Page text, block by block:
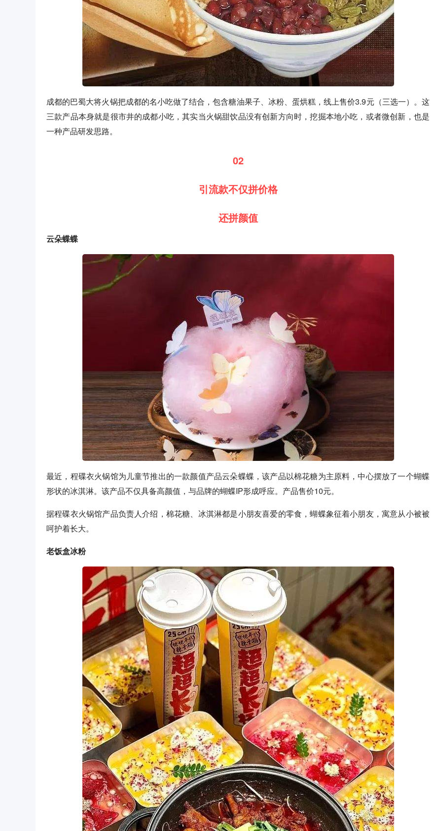
成都的巴蜀大将火锅把成都的名小吃做了结合，包含糖油果子、冰粉、蛋烘糕，线上售价3.9元（三选一）。这
三款产品本身就是很市井的成都小吃，其实当火锅甜饮品没有创新方向时，挖掘本地小吃，或者微创新，也是
一种产品研发思路。
02
引流款不仅拼价格
还拼颜值
云朵蝶蝶
最近，程碟衣火锅馆为儿童节推出的一款颜值产品云朵蝶蝶，该产品以棉花糖为主原料，中心摆放了一个蝴蝶
形状的冰淇淋。该产品不仅具备高颜值，与品牌的蝴蝶IP形成呼应。产品售价10元。
据程碟衣火锅馆产品负责人介绍，棉花糖、冰淇淋都是小朋友喜爱的零食，蝴蝶象征着小朋友，寓意从小被被
呵护着长大。
老饭盒冰粉